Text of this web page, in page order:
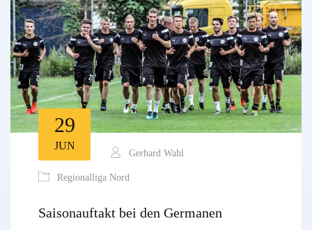
29
JUN
Gerhard Wahl
Regionalliga Nord
Saisonauftakt bei den Germanen